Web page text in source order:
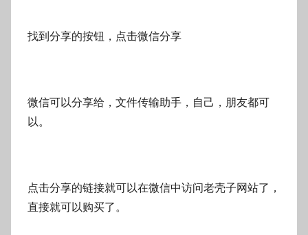
找到分享的按钮，点击微信分享
微信可以分享给，文件传输助手，自己，朋友都可
以。
点击分享的链接就可以在微信中访问老壳子网站了，
直接就可以购买了。